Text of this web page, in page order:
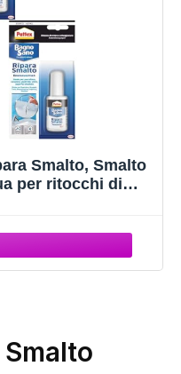
Smalto, Smalto
per ritocchi di
da 3)